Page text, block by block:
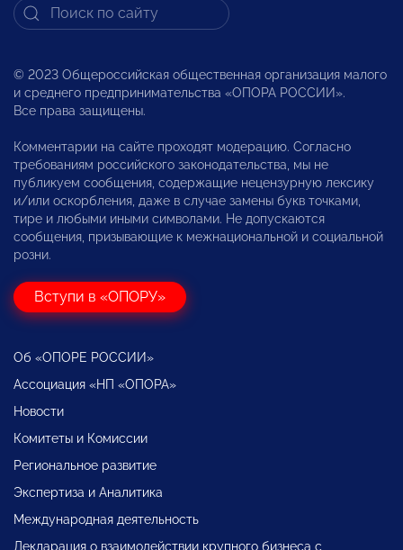
© 2023 Общероссийская общественная организация малого
и среднего предпринимательства «ОПОРА РОССИИ».
Все права защищены.
Комментарии на сайте проходят модерацию. Согласно
требованиям российского законодательства, мы не
публикуем сообщения, содержащие нецензурную лексику
и/или оскорбления, даже в случае замены букв точками,
тире и любыми иными символами. Не допускаются
сообщения, призывающие к межнациональной и социальной
розни.
Вступи в «ОПОРУ»
Об «ОПОРЕ РОССИИ»
Ассоциация «НП «ОПОРА»
Новости
Комитеты и Комиссии
Региональное развитие
Экспертиза и Аналитика
Международная деятельность
Декларация о взаимодействии крупного бизнеса с